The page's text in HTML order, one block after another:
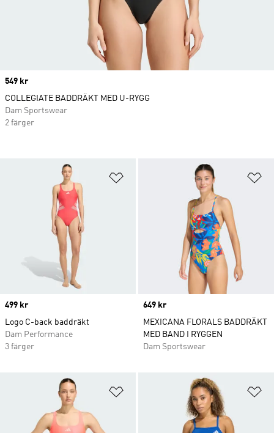
Lägg till på önskelistan
Price
499 kr
Logo C-back baddräkt
Dam Performance
3 färger
Price
649 kr
MEXICANA FLORALS BADDRÄKT
MED BAND I RYGGEN
Dam Sportswear
Lägg till på önskelistan
Price
549 kr
COLLEGIATE BADDRÄKT MED U-RYGG
Dam Sportswear
2 färger